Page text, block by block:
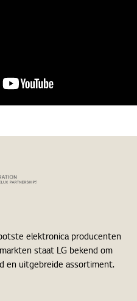
elektronica producenten
staat LG bekend om
en uitgebreide assortiment.